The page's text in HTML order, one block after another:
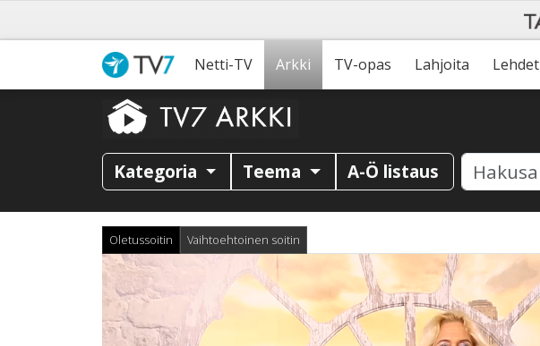
Netti-TV Arkki TV-opas Lahjoita Lehdet
Kategoria Teema A-Ö listaus
Oletussoitin Vaihtoehtoinen soitin